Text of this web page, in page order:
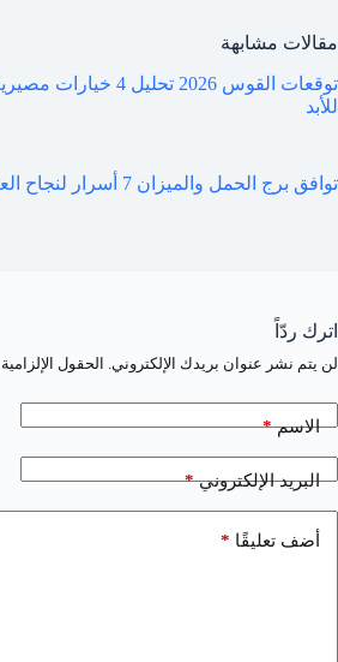
مقالات مشابهة
توقعات القوس 2026 تحليل
للأبد
توافق برج الحمل والميزان 7 أسرار لنجاح العلاقة
اترك ردّاً
لن يتم نشر عنوان بريدك الإلكتروني. الحقول
الاسم*
البريد الإلكتروني*
أضف تعليقًا *